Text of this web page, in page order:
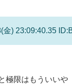
金) 23:09:40.35
極限はもういいや